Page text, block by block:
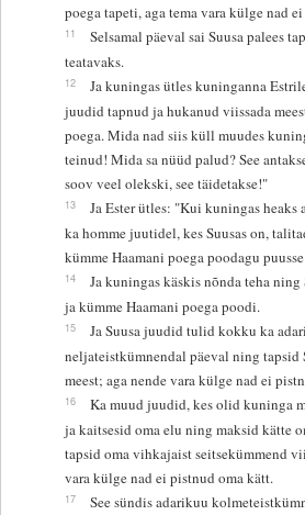
poega tapeti, aga tema vara külge nad
11
Selsamal päeval sai Suusa palees
teatavaks.
12
Ja kuningas ütles kuninganna
juudid tapnud ja hukanud viissada
poega. Mida nad siis küll muudes
teinud! Mida sa nüüd palud? See
soov veel olekski, see täidetakse!"
13
Ja Ester ütles: "Kui kuningas heaks
ka homme juutidel, kes Suusas on,
kümme Haamani poega poodagu
14
Ja kuningas käskis nõnda teha ning
ja kümme Haamani poega poodi.
15
Ja Suusa juudid tulid kokku ka
neljateistkümnendal päeval ning tapsid
meest; aga nende vara külge nad ei
16
Ka muud juudid, kes olid kuninga
ja kaitsesid oma elu ning maksid kätte
tapsid oma vihkajaist seitsekümmend
vara külge nad ei pistnud oma kätt.
17
See sündis adarikuu